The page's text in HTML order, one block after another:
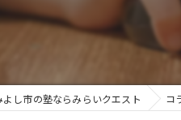
よし市の塾ならみらいクエスト コ